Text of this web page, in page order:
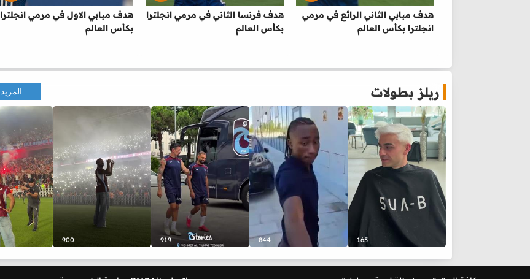
هدف مبابي الثاني الرائع في مرمي
انجلترا بكأس العالم
هدف فرنسا الثاني في مرمي انجلترا
بكأس العالم
هدف مبابي الاول في مرمي انجلترا
بكأس العالم
ريلز بطولات المزيد
165
844
919
900